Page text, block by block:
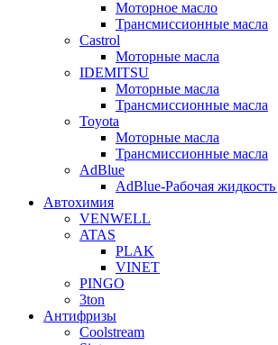
Моторное масло
Трансмиссионные масла
Castrol
Моторные масла
IDEMITSU
Моторные масла
Трансмиссионные масла
Toyota
Моторные масла
Трансмиссионные масла
AdBlue
AdBlue-Рабочая жидкость
Автохимия
VENWELL
ATAS
PLAK
VINET
PINGO
3ton
Антифризы
Coolstream